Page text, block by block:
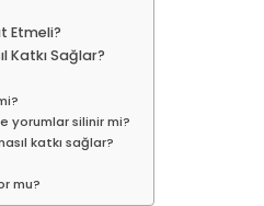
Etmeli?
Katkı Sağlar?
yorumlar silinir mi?
katkı sağlar?
mu?